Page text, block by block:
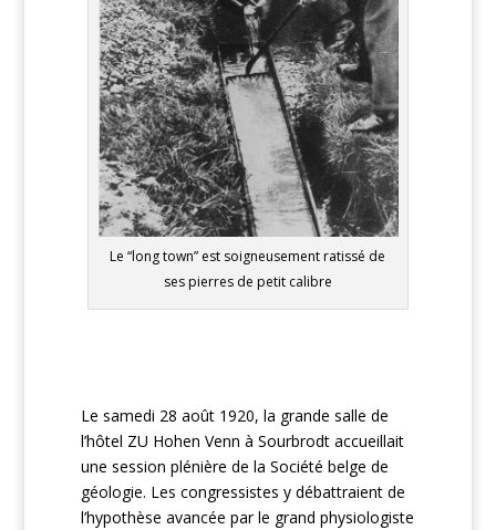
Le “long town” est soigneusement ratissé de
ses pierres de petit calibre
Le samedi 28 août 1920, la grande salle de
l’hôtel ZU Hohen Venn à Sourbrodt accueillait
une session plénière de la Société belge de
géologie. Les congressistes y débattraient de
l’hypothèse avancée par le grand physiologiste